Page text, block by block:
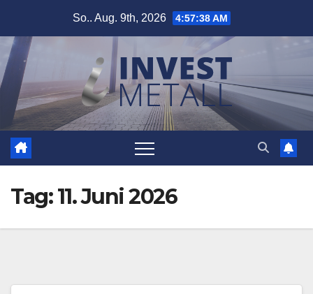
springen
So.. Aug. 9th, 2026 4:57:38 AM
Tag:11. Juni 2026